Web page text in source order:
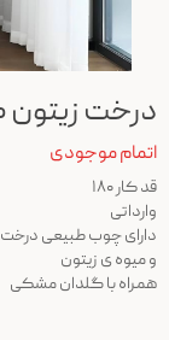
درخت زیتون ۱۸۰ سانت وارداتی
اتمام موجودی
قد کار ۱۸۰
وارداتی
دارای چوب طبیعی درخت
و میوه ی زیتون
همراه با گلدان مشکی